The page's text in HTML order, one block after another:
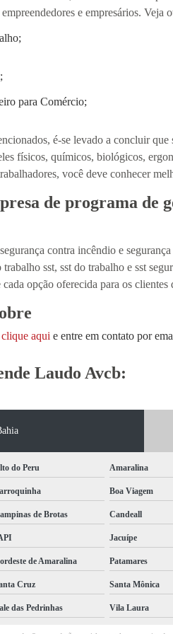
e empresários. Veja
para Comércio;
é-se levado a concluir
físicos, químicos, biológicos,
você deve conhecer
de programa de
contra incêndio e
trabalho sst, sst do trabalho e sst
opção oferecida para os clientes
clique aqui e entre em contato por
Laudo Avcb:
do Peru Amaralina
Boa Viagem
de Brotas Candeall
Jacuípe
de Amaralina Patamares
Cruz Santa Mônica
das Pedrinhas Vila Laura